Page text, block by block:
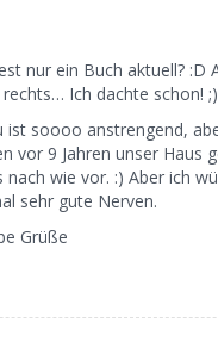
nur ein Buch aktuell? :D
rechts… Ich dachte schon! ;)
ist soooo anstrengend,
vor 9 Jahren unser Haus
nach wie vor. :) Aber ich
sehr gute Nerven.
Grüße